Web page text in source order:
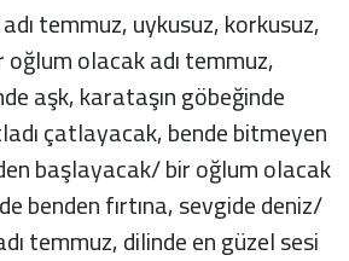
temmuz, uykusuz, korkusuz,
olacak adı temmuz,
aşk, karataşın göbeğinde
çatlayacak, bende bitmeyen
başlayacak/ bir oğlum olacak
benden fırtına, sevgide deniz/
temmuz, dilinde en güzel sesi